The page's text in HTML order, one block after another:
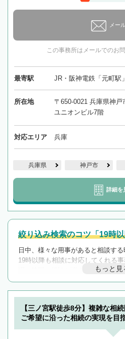
メー
この事務所はメールでのお
最寄駅 JR・阪神電鉄「元町駅
所在地
〒650-0021 兵庫県神
ユニオンビル7階
対応エリア 兵庫
兵庫県 神戸市
詳細を
絞り込み検索のコツ「19時
日中、様々な用事があると相談する
19時以降も相談に対応してくれる
遅い時間の相談が増えそうな場合
んで検索してみましょう。
19時以降TEL
を加えて
もっと見
【三ノ宮駅徒歩8分】複雑な相
ご希望に沿った相続の実現を目